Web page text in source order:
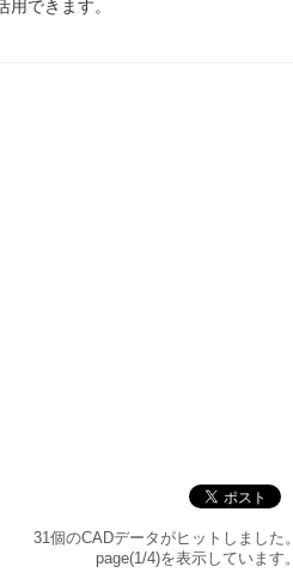
できます。
31個のCADデータがヒットしました。
page(1/4)を表示しています。